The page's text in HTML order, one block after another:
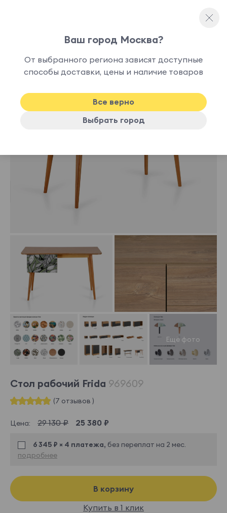
цена
-13%
Стол рабочий Frida 969609
(7 отзывов )
Цена: 29 130 ₽ 25 380 ₽
6 345 ₽ × 4 платежа, без переплат на 2 мес.
подробнее
В корзину
Купить в 1 клик
Ваш город Москва?
От выбранного региона зависят доступные
способы доставки, цены и наличие товаров
Все верно
Выбрать город